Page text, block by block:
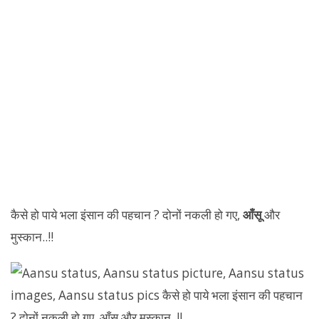
कैसे हो पाये भला इंसान की पहचान ? दोनों नकली हो गए, आँसूऔर
मुस्कान..!!